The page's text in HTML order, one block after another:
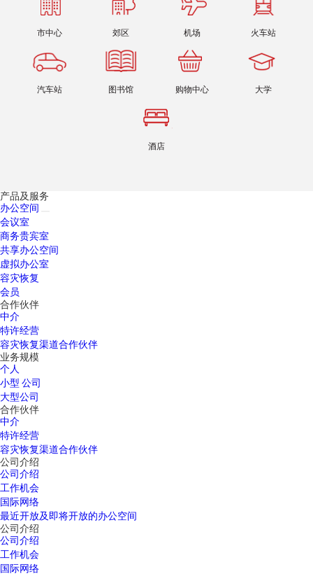
市中心 郊区 机场 火车站
汽车站 图书馆 购物中心 大学
酒店
产品及服务
办公空间
会议室
商务贵宾室
共享办公空间
虚拟办公室
容灾恢复
会员
合作伙伴
中介
特许经营
容灾恢复渠道合作伙伴
业务规模
个人
小型 公司
大型公司
合作伙伴
中介
特许经营
容灾恢复渠道合作伙伴
公司介绍
公司介绍
工作机会
国际网络
最近开放及即将开放的办公空间
公司介绍
公司介绍
工作机会
国际网络